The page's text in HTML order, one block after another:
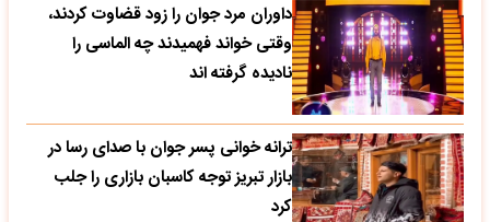
داوران مرد جوان را زود قضاوت کردند،
وقتی خواند فهمیدند چه الماسی را
نادیده گرفته اند
ترانه خوانی پسر جوان با صدای رسا در
بازار تبریز توجه کاسبان بازاری را جلب
کرد